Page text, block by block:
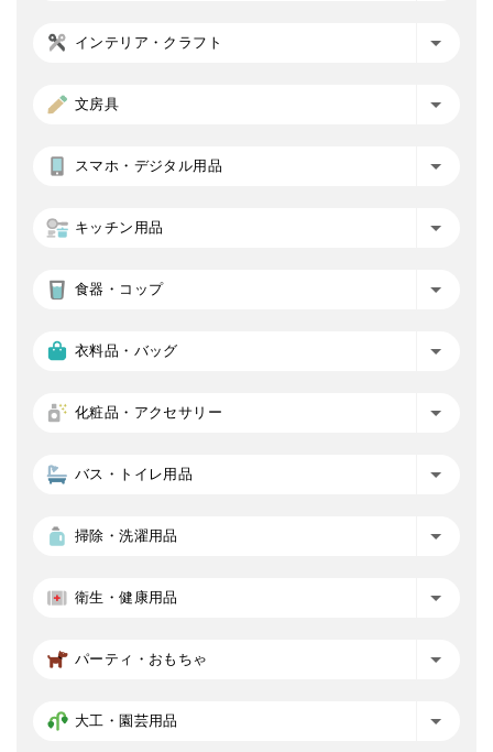
インテリア・クラフト
文房具
スマホ・デジタル用品
キッチン用品
食器・コップ
衣料品・バッグ
化粧品・アクセサリー
バス・トイレ用品
掃除・洗濯用品
衛生・健康用品
パーティ・おもちゃ
大工・園芸用品